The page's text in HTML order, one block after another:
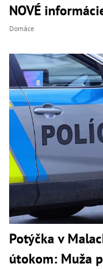
NOVÉ
Domáce
Potýčka v
útokom: Muža